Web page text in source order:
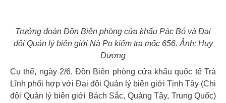
Trưởng đoàn Đồn Biên phòng cửa khẩu Pác Bó và Đại
đội Quản lý biên giới Nà Po kiểm tra mốc 656. Ảnh: Huy
Dương
Cụ thể, ngày 2/6, Đồn Biên phòng cửa khẩu quốc tế Trà
Lĩnh phối hợp với Đại đội Quản lý biên giới Tịnh Tây (Chi
đội Quản lý biên giới Bách Sắc, Quảng Tây, Trung Quốc)